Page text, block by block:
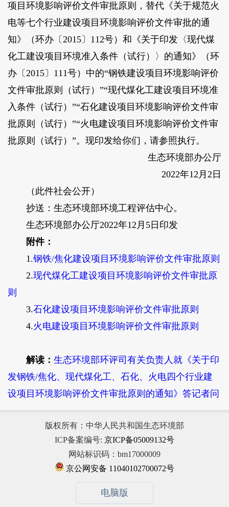
项目环境影响评价文件审批原则，替代《关于规范火
电等七个行业建设项目环境影响评价文件审批的通
知》（环办〔2015〕112号）和《关于印发〈现代煤
化工建设项目环境准入条件（试行）〉的通知》（环
办〔2015〕111号）中的“钢铁建设项目环境影响评价
文件审批原则（试行）”“现代煤化工建设项目环境准
入条件（试行）”“石化建设项目环境影响评价文件审
批原则（试行）”“火电建设项目环境影响评价文件审
批原则（试行）”。现印发给你们，请参照执行。
生态环境部办公厅
2022年12月2日
（此件社会公开）
抄送：生态环境部环境工程评估中心。
生态环境部办公厅2022年12月5日印发
附件：
1.钢铁/焦化建设项目环境影响评价文件审批原则
2.现代煤化工建设项目环境影响评价文件审批原
则
3.石化建设项目环境影响评价文件审批原则
4.火电建设项目环境影响评价文件审批原则
解读： 生态环境部环评司有关负责人就《关于印
发钢铁/焦化、现代煤化工、石化、火电四个行业建
设项目环境影响评价文件审批原则的通知》答记者问
版权所有：中华人民共和国生态环境部
ICP备案编号: 京ICP备05009132号
网站标识码：bm17000009
京公网安备 11040102700072号
电脑版